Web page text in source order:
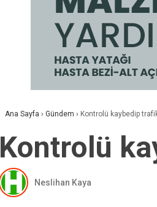
Ana Sayfa › Gündem › Kontrolü kaybedip
Kontrolü
Neslihan Kaya